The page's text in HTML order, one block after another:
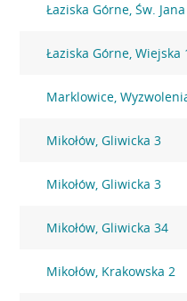
Łaziska Górne, Św.
Łaziska Górne, Wiejska
Marklowice,
Mikołów, Gliwicka 3
Mikołów, Gliwicka 3
Mikołów, Gliwicka 34
Mikołów, Krakowska 2